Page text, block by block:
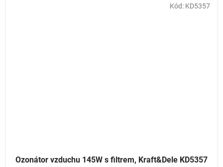
Ozonátor vzduchu 145W s filtrem, Kraft&Dele KD5357
Kód: KD5357